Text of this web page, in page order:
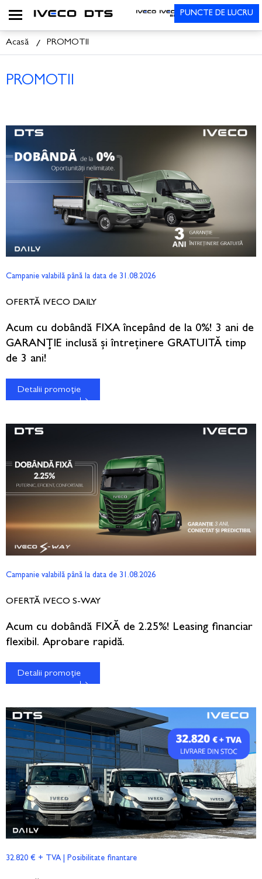
PUNCTE DE LUCRU
Acasă PROMOTII
PROMOTII
Campanie valabilă până la data de 31.08.2026
OFERTĂ IVECO DAILY
Acum cu dobândă FIXA începând de la 0%! 3 ani de
GARANȚIE inclusă și întreținere GRATUITĂ timp
de 3 ani!
Detalii promoție
Campanie valabilă până la data de 31.08.2026
OFERTĂ IVECO S-WAY
Acum cu dobândă FIXĂ de 2.25%! Leasing financiar
flexibil. Aprobare rapidă.
Detalii promoție
32.820 € + TVA | Posibilitate finantare